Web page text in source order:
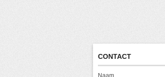
CONTACT
Naam